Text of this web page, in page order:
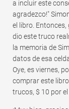
a incluir este
agradezco!"
el libro.
dio este truco
la memoria de
datos de esa
Oye, es viernes,
comprar este
trucos, $ 10 por